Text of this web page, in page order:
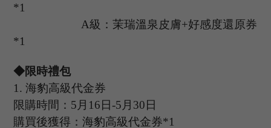
*1
A級：茉瑞溫泉皮膚+好感度還原券
*1
◆限時禮包
1. 海豹高級代金券
限購時間： 5 月 16日-5 月 30日
購買後獲得：海豹高級代金券*1